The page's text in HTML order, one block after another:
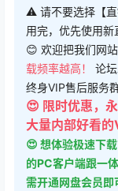
⚠ 请不要选择【
用完，优先使用
😊 欢迎把我们网
载频率越高！ 论
终身VIP售后服务
😍 限时优惠，
大量内部好看的
😍 想体验极速下
的PC客户端跟一
需开通网盘会员